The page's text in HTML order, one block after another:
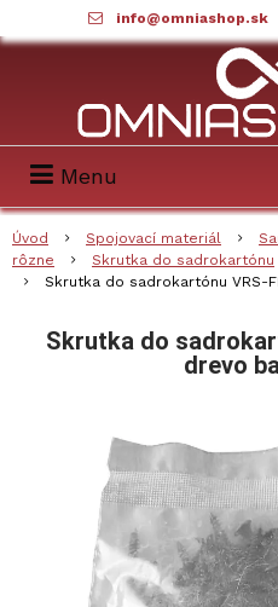
info@omniashop.sk
Menu
Úvod Spojovací materiál
rôzne
Skrutka do sadrokartónu
Skrutka do sadrokartónu VRS-
Skrutka do
drevo